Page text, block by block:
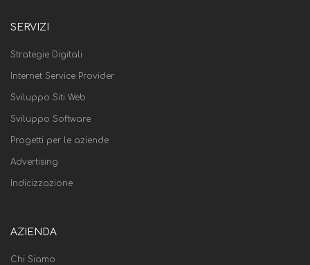
SERVIZI
Strategie Digitali
Internet Service Provider
Sviluppo Siti Web
Sviluppo Software
Progetti per le aziende
Advertising
Indicizzazione
AZIENDA
Chi Siamo